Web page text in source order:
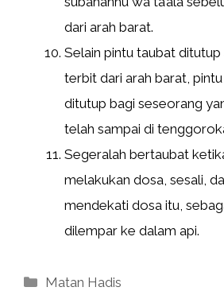
dari arah barat.
Selain pintu taubat
terbit dari arah barat,
ditutup bagi seseorang
telah sampai di
Segeralah bertaubat
melakukan dosa, sesali,
mendekati dosa itu,
dilempar ke dalam api.
Kategori
Matan Hadis